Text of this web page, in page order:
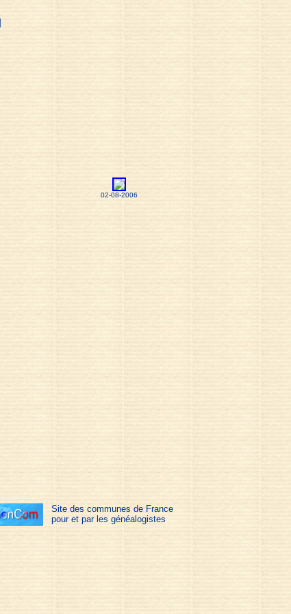
02-08-2006
Site des communes de France
pour et par les généalogistes